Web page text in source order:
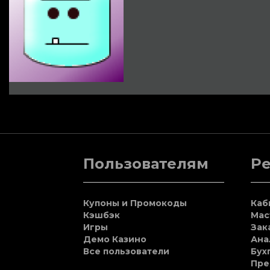
Пользователям
Купоны и Промокоды
Кэшбэк
Игры
Демо Казино
Все пользователи